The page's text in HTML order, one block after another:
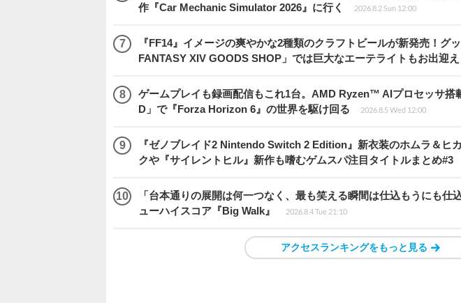
作『Car Mechanic Simulator 2026』に行く
2026.8.2 Sun 12:00
『FF14』イメージの爽やかな2種類のクラフトビールが新発売！グ
FANTASY XIV GOODS SHOP」では巨大なエーテライトもお出迎え
ゲームプレイも録画配信もこれ1台。AMD Ryzen™ AIプロセッサ搭
D」で『Forza Horizon 6』の世界を駆け回る
2026.8.5 Wed 12:00
『ゼノブレイド2 Nintendo Switch 2 Edition』新衣装のホムラ＆ヒ
クや『サイレントヒル』新作も嗜むゲムスパ注目タイトルまとめ#3
「台本通りの展開は何一つなく、最も笑える瞬間は仕込もうにも仕
ューハイスコア『Big Walk』
2026.8.4 Tue 21:10
アクセスランキングをもっと見る